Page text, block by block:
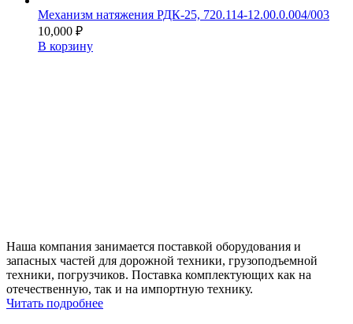
Механизм натяжения РДК-25, 720.114-12.00.0.004/003
10,000 ₽
В корзину
Наша компания занимается поставкой оборудования и
запасных частей для дорожной техники, грузоподъемной
техники, погрузчиков. Поставка комплектующих как на
отечественную, так и на импортную технику.
Читать подробнее